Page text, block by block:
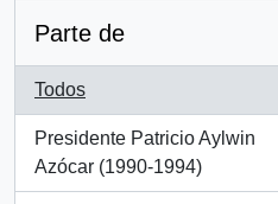
Parte de
Todos
Presidente Patricio Aylwin
Azócar (1990-1994)
, 41296 resultados